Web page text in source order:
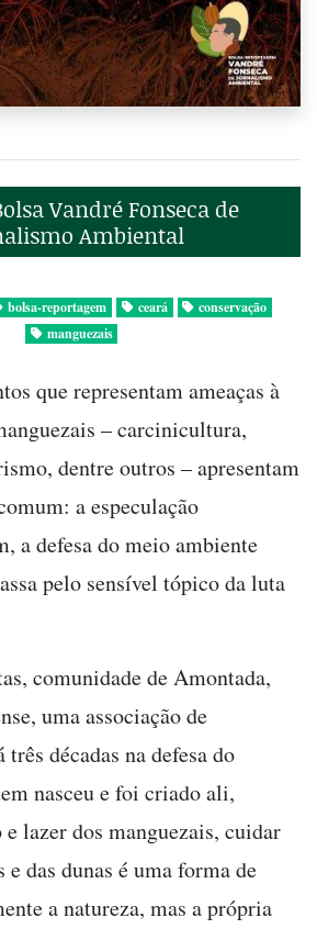
Vandré Fonseca de
Ambiental
bolsa-reportagem ceará
conservação
manguezais
que representam ameaças à
– carcinicultura,
dentre outros – apresentam
a especulação
a defesa do meio ambiente
pelo sensível tópico da luta
comunidade de Amontada,
uma associação de
décadas na defesa do
nasceu e foi criado ali,
lazer dos manguezais, cuidar
das dunas é uma forma de
a natureza, mas a própria